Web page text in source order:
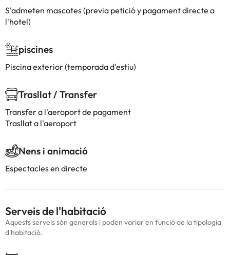
S'admeten mascotes (previa petició y pagament directe a
l'hotel)
piscines
Piscina exterior (temporada d'estiu)
Trasllat / Transfer
Transfer a l'aeroport de pagament
Trasllat a l'aeroport
Nens i animació
Espectacles en directe
Serveis de l'habitació
Aquests serveis són generals i poden variar en funció de la tipologia
d'habitació.